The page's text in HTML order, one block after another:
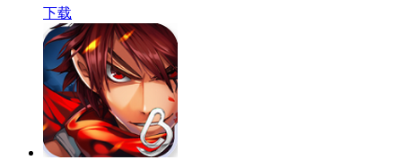
下载